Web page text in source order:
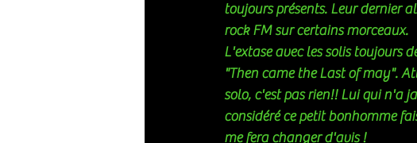
toujours présents. Leur dernier
rock FM sur certains morceaux.
L'extase avec les solis toujours
"Then came the Last of may".
solo, c'est pas rien!! Lui qui n'a
considéré ce petit bonhomme
me fera changer d'avis !